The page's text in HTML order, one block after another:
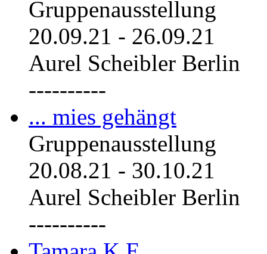
Gruppenausstellung
20.09.21 - 26.09.21
Aurel Scheibler Berlin
----------
... mies gehängt
Gruppenausstellung
20.08.21 - 30.10.21
Aurel Scheibler Berlin
----------